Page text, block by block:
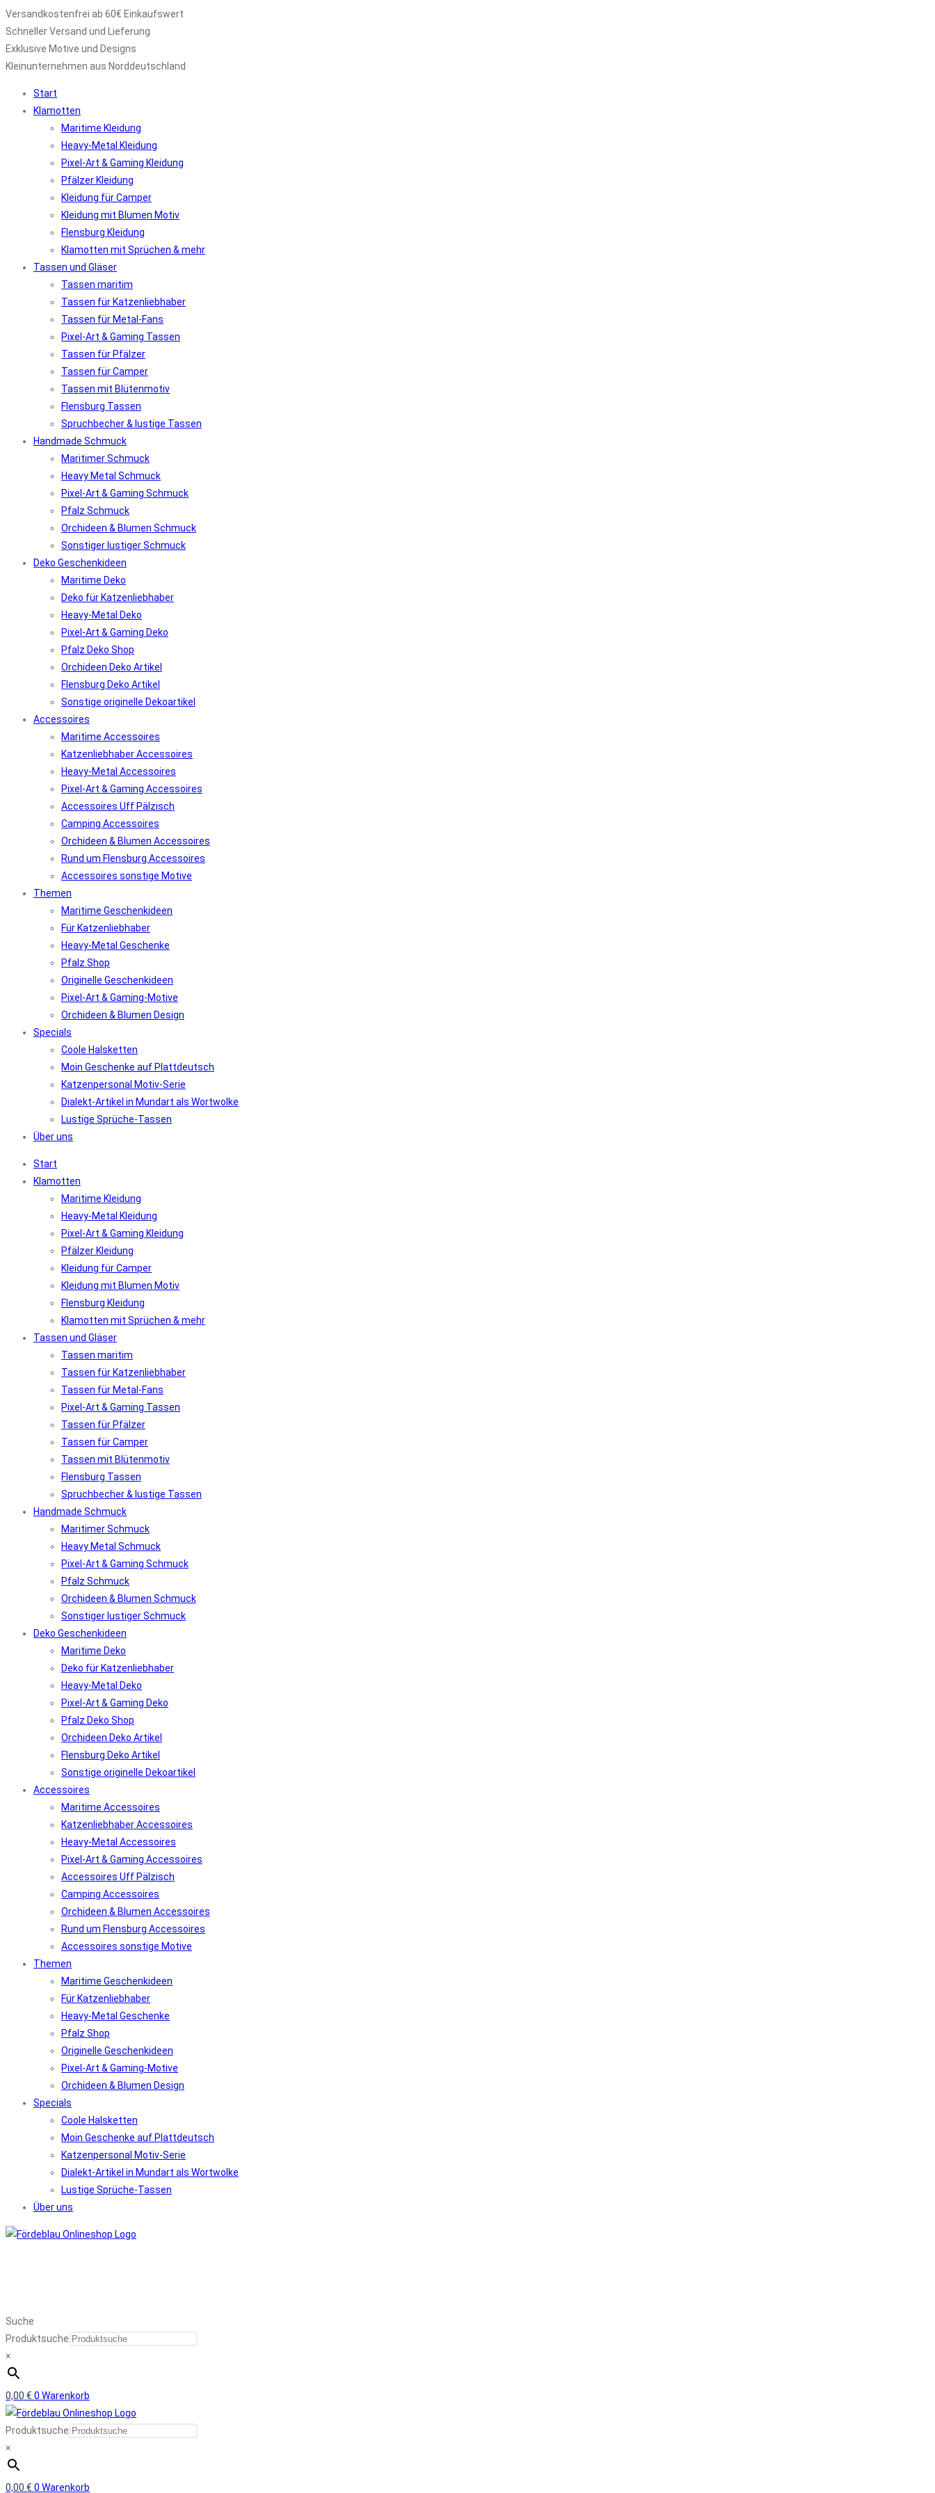
Versandkostenfrei ab 60€ Einkaufswert
Schneller Versand und Lieferung
Exklusive Motive und Designs
Kleinunternehmen aus Norddeutschland
Start
Klamotten
Maritime Kleidung
Heavy-Metal Kleidung
Pixel-Art & Gaming Kleidung
Pfälzer Kleidung
Kleidung für Camper
Kleidung mit Blumen Motiv
Flensburg Kleidung
Klamotten mit Sprüchen & mehr
Tassen und Gläser
Tassen maritim
Tassen für Katzenliebhaber
Tassen für Metal-Fans
Pixel-Art & Gaming Tassen
Tassen für Pfälzer
Tassen für Camper
Tassen mit Blütenmotiv
Flensburg Tassen
Spruchbecher & lustige Tassen
Handmade Schmuck
Maritimer Schmuck
Heavy Metal Schmuck
Pixel-Art & Gaming Schmuck
Pfalz Schmuck
Orchideen & Blumen Schmuck
Sonstiger lustiger Schmuck
Deko Geschenkideen
Maritime Deko
Deko für Katzenliebhaber
Heavy-Metal Deko
Pixel-Art & Gaming Deko
Pfalz Deko Shop
Orchideen Deko Artikel
Flensburg Deko Artikel
Sonstige originelle Dekoartikel
Accessoires
Maritime Accessoires
Katzenliebhaber Accessoires
Heavy-Metal Accessoires
Pixel-Art & Gaming Accessoires
Accessoires Uff Pälzisch
Camping Accessoires
Orchideen & Blumen Accessoires
Rund um Flensburg Accessoires
Accessoires sonstige Motive
Themen
Maritime Geschenkideen
Für Katzenliebhaber
Heavy-Metal Geschenke
Pfalz Shop
Originelle Geschenkideen
Pixel-Art & Gaming-Motive
Orchideen & Blumen Design
Specials
Coole Halsketten
Moin Geschenke auf Plattdeutsch
Katzenpersonal Motiv-Serie
Dialekt-Artikel in Mundart als Wortwolke
Lustige Sprüche-Tassen
Über uns
Start
Klamotten
Maritime Kleidung
Heavy-Metal Kleidung
Pixel-Art & Gaming Kleidung
Pfälzer Kleidung
Kleidung für Camper
Kleidung mit Blumen Motiv
Flensburg Kleidung
Klamotten mit Sprüchen & mehr
Tassen und Gläser
Tassen maritim
Tassen für Katzenliebhaber
Tassen für Metal-Fans
Pixel-Art & Gaming Tassen
Tassen für Pfälzer
Tassen für Camper
Tassen mit Blütenmotiv
Flensburg Tassen
Spruchbecher & lustige Tassen
Handmade Schmuck
Maritimer Schmuck
Heavy Metal Schmuck
Pixel-Art & Gaming Schmuck
Pfalz Schmuck
Orchideen & Blumen Schmuck
Sonstiger lustiger Schmuck
Deko Geschenkideen
Maritime Deko
Deko für Katzenliebhaber
Heavy-Metal Deko
Pixel-Art & Gaming Deko
Pfalz Deko Shop
Orchideen Deko Artikel
Flensburg Deko Artikel
Sonstige originelle Dekoartikel
Accessoires
Maritime Accessoires
Katzenliebhaber Accessoires
Heavy-Metal Accessoires
Pixel-Art & Gaming Accessoires
Accessoires Uff Pälzisch
Camping Accessoires
Orchideen & Blumen Accessoires
Rund um Flensburg Accessoires
Accessoires sonstige Motive
Themen
Maritime Geschenkideen
Für Katzenliebhaber
Heavy-Metal Geschenke
Pfalz Shop
Originelle Geschenkideen
Pixel-Art & Gaming-Motive
Orchideen & Blumen Design
Specials
Coole Halsketten
Moin Geschenke auf Plattdeutsch
Katzenpersonal Motiv-Serie
Dialekt-Artikel in Mundart als Wortwolke
Lustige Sprüche-Tassen
Über uns
Suche
Produktsuche
×
0,00 € 0 Warenkorb
Produktsuche
×
0,00 € 0 Warenkorb